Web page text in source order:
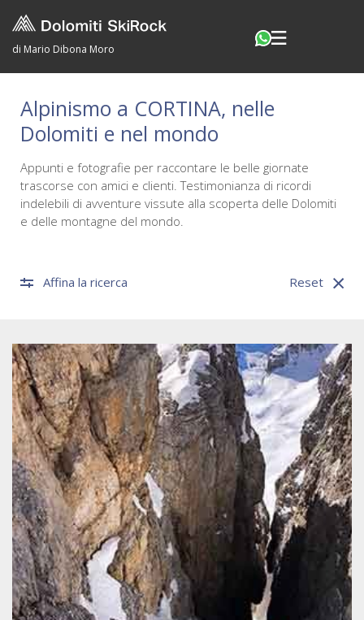
di Mario Dibona Moro
Alpinismo a CORTINA, nelle
Dolomiti e nel mondo
Appunti e fotografie per raccontare le belle giornate
trascorse con amici e clienti. Testimonianza di ricordi
indelebili di avventure vissute alla scoperta delle Dolomiti
e delle montagne del mondo.
Affina la ricerca Reset